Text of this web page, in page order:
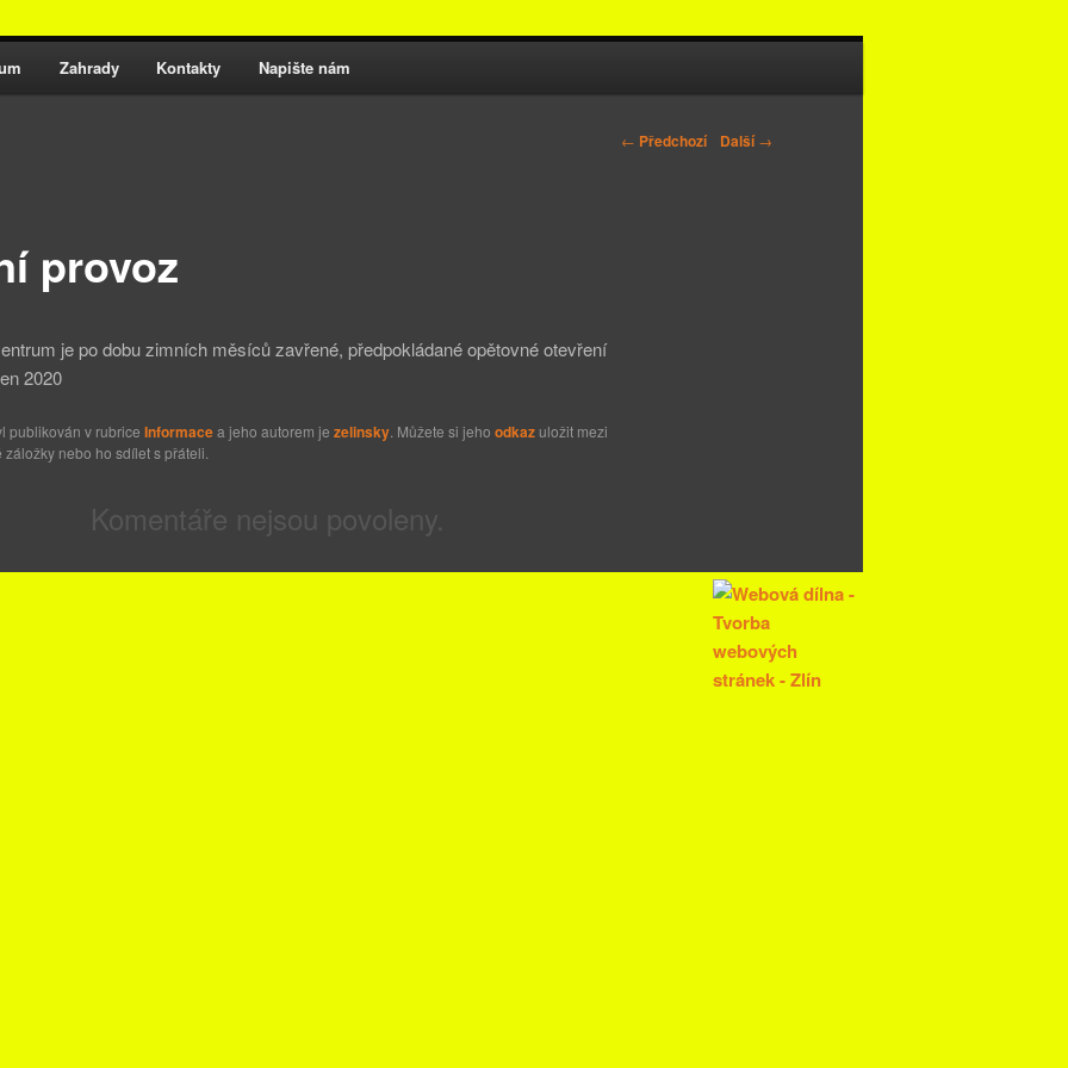
Zahrady Kontakty Napište nám
← Předchozí Další→
provoz
je po dobu zimních měsíců zavřené, předpokládané opětovné otevření
2020
publikován v rubrice Informacea jeho autorem je zelinsky. Můžete si jeho odkazuložit mezi
nebo ho sdílet s přáteli.
Komentáře nejsou povoleny.